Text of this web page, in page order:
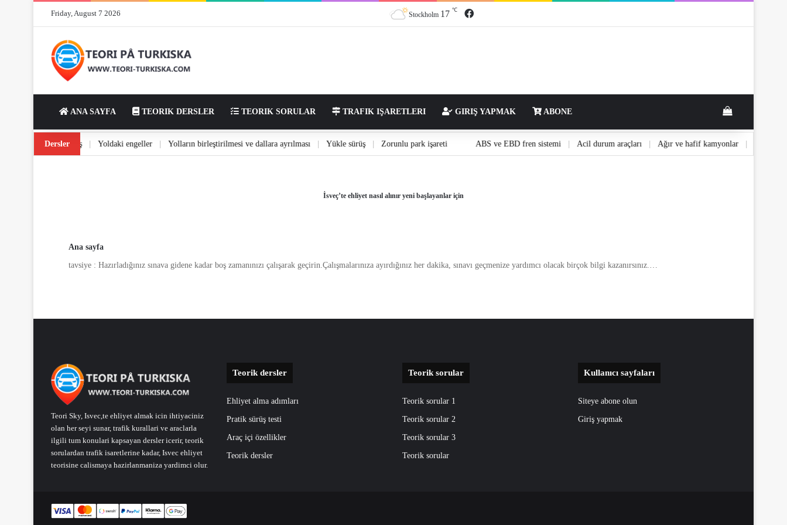
Friday, August 7 2026 Stockholm 17 ℃ Facebook
ANA SAYFA TEORIK DERSLER TEORIK SORULAR TRAFIK IŞARETLERI GIRIŞ YAPMAK ABONE View your
Dersler
Yolda dönüş ve dönüş | Yoldaki engeller | Yolların birleştirilmesi ve dallara ayrılması | Yükle sürüş | Zorunlu park işareti ABS ve EBD fren sistemi | Acil durum araçları | Ağır ve hafif kamyonlar
İsveç’te ehliyet nasıl alınır yeni başlayanlar için
Ana sayfa
tavsiye : Hazırladığınız sınava gidene kadar boş zamanınızı çalışarak geçirin.Çalışmalarınıza ayırdığınız her dakika, sınavı geçmenize yardımcı olacak birçok bilgi kazanırsınız.…
Teori Sky, Isvec,te ehliyet almak icin ihtiyaciniz
olan her seyi sunar, trafik kurallari ve araclarla
ilgili tum konulari kapsayan dersler icerir, teorik
sorulardan trafik isaretlerine kadar, Isvec ehliyet
teorisine calismaya hazirlanmaniza yardimci olur.
Teorik dersler
Ehliyet alma adımları
Pratik sürüş testi
Araç içi özellikler
Teorik dersler
Teorik sorular
Teorik sorular 1
Teorik sorular 2
Teorik sorular 3
Teorik sorular
Kullanıcı sayfaları
Siteye abone olun
Giriş yapmak